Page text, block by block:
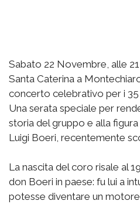
Sabato 22 Novembre, alle
Santa Caterina a
concerto celebrativo per i
Una serata speciale per
storia del gruppo e alla
Luigi Boeri, recentemente
La nascita del coro risale al
don Boeri in paese: fu lui a
potesse diventare un